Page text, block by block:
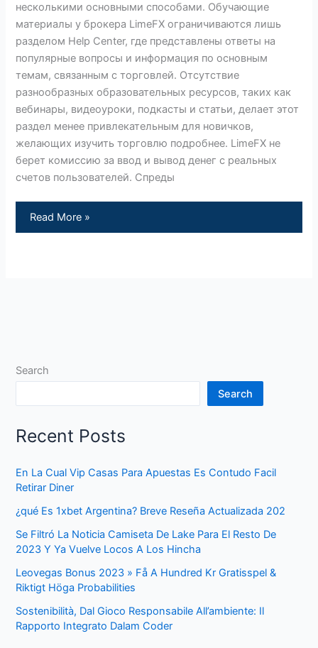
несколькими основными способами. Обучающие
материалы у брокера LimeFX ограничиваются лишь
разделом Help Center, где представлены ответы на
популярные вопросы и информация по основным
темам, связанным с торговлей. Отсутствие
разнообразных образовательных ресурсов, таких как
вебинары, видеоуроки, подкасты и статьи, делает этот
раздел менее привлекательным для новичков,
желающих изучить торговлю подробнее. LimeFX не
берет комиссию за ввод и вывод денег с реальных
счетов пользователей. Спреды
Read More »
Search
Search
Recent Posts
En La Cual Vip Casas Para Apuestas Es Contudo Facil
Retirar Diner
¿qué Es 1xbet Argentina? Breve Reseña Actualizada 202
Se Filtró La Noticia Camiseta De Lake Para El Resto De
2023 Y Ya Vuelve Locos A Los Hincha
Leovegas Bonus 2023 » Få A Hundred Kr Gratisspel &
Riktigt Höga Probabilities
Sostenibilità, Dal Gioco Responsabile All’ambiente: Il
Rapporto Integrato Dalam Coder